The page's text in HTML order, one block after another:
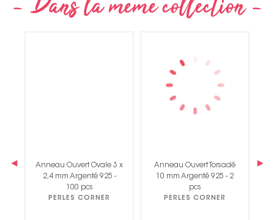
Anneau Ouvert Ovale 3 x
2,4 mm Argenté 925 -
100 pcs
PERLES CORNER
Anneau Ouvert Torsadé
10 mm Argenté 925 - 2
pcs
PERLES CORNER
‹ ›